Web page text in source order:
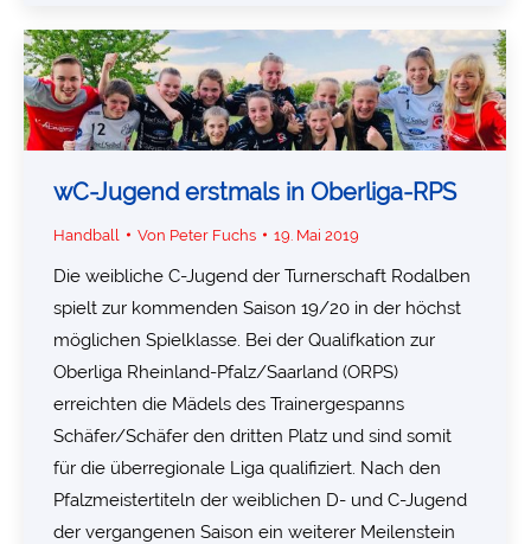
wC-Jugend erstmals in Oberliga-RPS
Handball Von Peter Fuchs 19. Mai 2019
Die weibliche C-Jugend der Turnerschaft Rodalben
spielt zur kommenden Saison 19/20 in der höchst
möglichen Spielklasse. Bei der Qualifkation zur
Oberliga Rheinland-Pfalz/Saarland (ORPS)
erreichten die Mädels des Trainergespanns
Schäfer/Schäfer den dritten Platz und sind somit
für die überregionale Liga qualifiziert. Nach den
Pfalzmeistertiteln der weiblichen D- und C-Jugend
der vergangenen Saison ein weiterer Meilenstein